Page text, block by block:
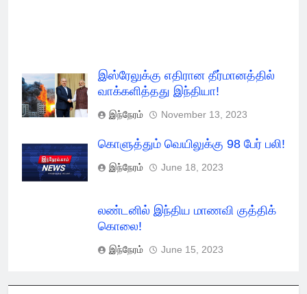
இஸ்ரேலுக்கு எதிரான தீர்மானத்தில்
வாக்களித்தது இந்தியா!
இந்நேரம் November 13, 2023
கொளுத்தும் வெயிலுக்கு 98 பேர் பலி!
இந்நேரம் June 18, 2023
லண்டனில் இந்திய மாணவி குத்திக்
கொலை!
இந்நேரம் June 15, 2023